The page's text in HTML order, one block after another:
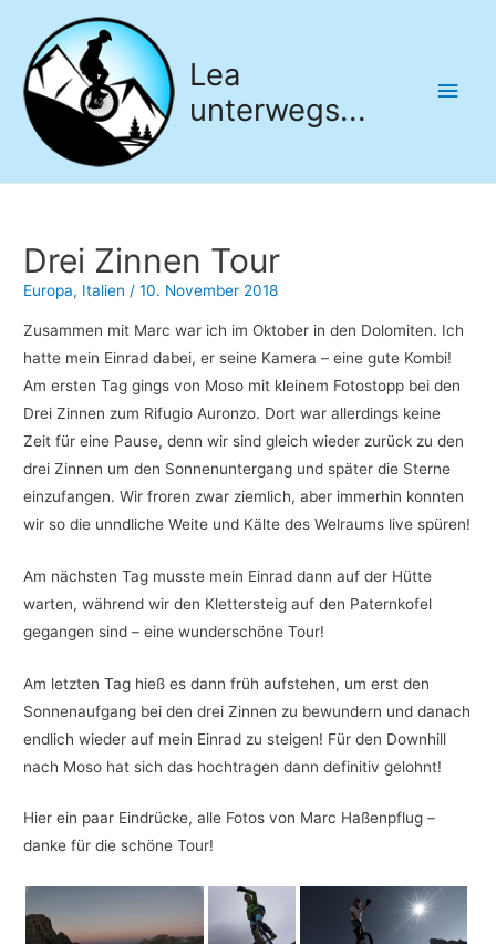
Lea
unterwegs...
Drei Zinnen Tour
Europa, Italien /10. November 2018
Zusammen mit Marc war ich im Oktober in den Dolomiten. Ich
hatte mein Einrad dabei, er seine Kamera – eine gute Kombi!
Am ersten Tag gings von Moso mit kleinem Fotostopp bei den
Drei Zinnen zum Rifugio Auronzo. Dort war allerdings keine
Zeit für eine Pause, denn wir sind gleich wieder zurück zu den
drei Zinnen um den Sonnenuntergang und später die Sterne
einzufangen. Wir froren zwar ziemlich, aber immerhin konnten
wir so die unndliche Weite und Kälte des Welraums live spüren!
Am nächsten Tag musste mein Einrad dann auf der Hütte
warten, während wir den Klettersteig auf den Paternkofel
gegangen sind – eine wunderschöne Tour!
Am letzten Tag hieß es dann früh aufstehen, um erst den
Sonnenaufgang bei den drei Zinnen zu bewundern und danach
endlich wieder auf mein Einrad zu steigen! Für den Downhill
nach Moso hat sich das hochtragen dann definitiv gelohnt!
Hier ein paar Eindrücke, alle Fotos von Marc Haßenpflug –
danke für die schöne Tour!